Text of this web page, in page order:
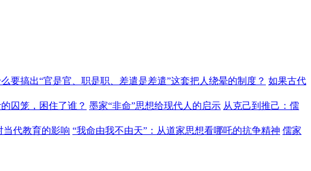
要搞出“官是官、职是职、差遣是差遣”这套把人绕晕的制度？ 如果古代
囚笼，困住了谁？ 墨家“非命”思想给现代人的启示 从克己到推己：儒
当代教育的影响 “我命由我不由天”：从道家思想看哪吒的抗争精神 儒家